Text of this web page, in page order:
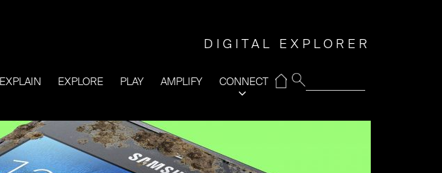
DIGITAL EXPLORER
EXPLAIN EXPLORE PLAY AMPLIFY CONNECT
⌂